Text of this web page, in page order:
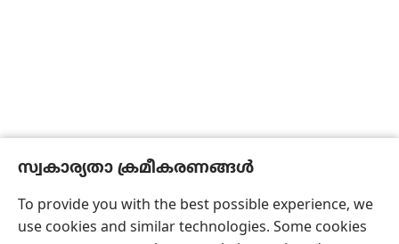
സ്വകാര്യതാ ക്രമീകരണങ്ങൾ
To provide you with the best possible experience, we
use cookies and similar technologies. Some cookies